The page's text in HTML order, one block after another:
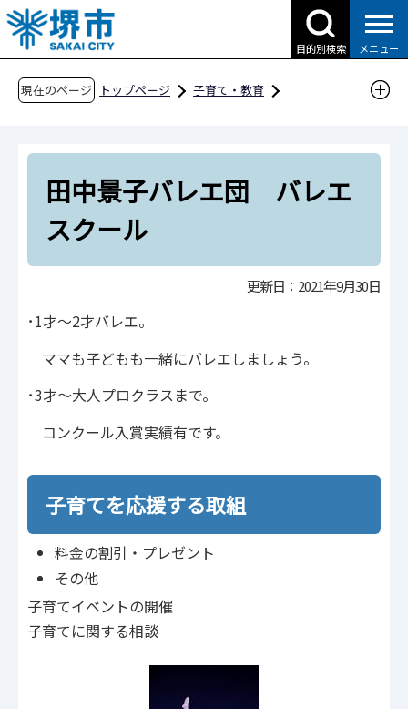
こ
の
ペ
目的別検索 メニュー
現在のページ トップページ
子育て・教育
その他安心な子育て環境に関わる取組
さかい子育て応援団
東区
田中景子バレエ団 バレエスクール
田中景子バレエ団 バレエ
スクール
更新日：2021年9月30日
･1才～2才バレエ。
ママも子どもも一緒にバレエしましょう。
･3才～大人プロクラスまで。
コンクール入賞実績有です。
子育てを応援する取組
料金の割引・プレゼント
その他
子育てイベントの開催
子育てに関する相談